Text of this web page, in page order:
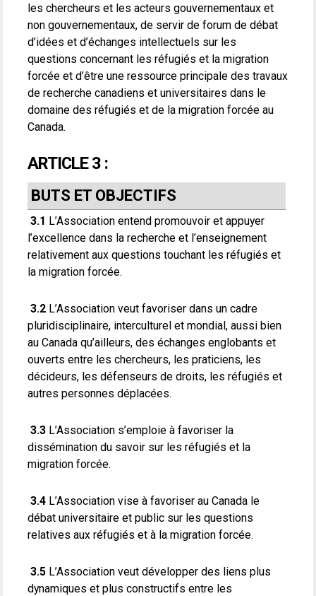
les chercheurs et les acteurs gouvernementaux et
non gouvernementaux, de servir de forum de débat
d’idées et d’échanges intellectuels sur les
questions concernant les réfugiés et la migration
forcée et d’être une ressource principale des travaux
de recherche canadiens et universitaires dans le
domaine des réfugiés et de la migration forcée au
Canada.
ARTICLE 3 :
BUTS ET OBJECTIFS
3.1 L’Association entend promouvoir et appuyer
l’excellence dans la recherche et l’enseignement
relativement aux questions touchant les réfugiés et
la migration forcée.
3.2 L’Association veut favoriser dans un cadre
pluridisciplinaire, interculturel et mondial, aussi bien
au Canada qu’ailleurs, des échanges englobants et
ouverts entre les chercheurs, les praticiens, les
décideurs, les défenseurs de droits, les réfugiés et
autres personnes déplacées.
3.3 L’Association s’emploie à favoriser la
dissémination du savoir sur les réfugiés et la
migration forcée.
3.4 L’Association vise à favoriser au Canada le
débat universitaire et public sur les questions
relatives aux réfugiés et à la migration forcée.
3.5 L’Association veut développer des liens plus
dynamiques et plus constructifs entre les